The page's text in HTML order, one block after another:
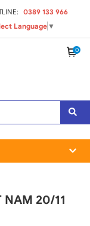
0389 133 966
Language ▼
0
20/11